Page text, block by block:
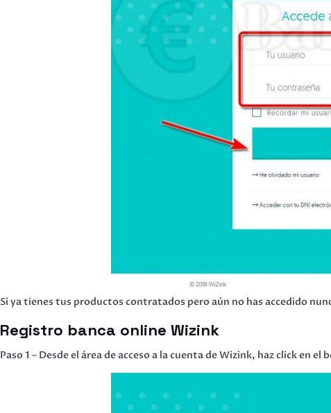
Si ya tienes tus productos contratados pero aún no has accedido
Registro banca online Wizink
Paso 1 – Desde el área de acceso a la cuenta de Wizink, haz click en el